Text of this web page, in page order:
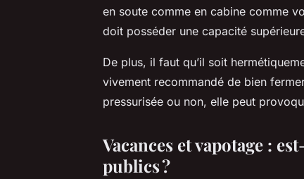
en soute comme en cabine comme
doit posséder une capacité
De plus, il faut qu’il soit
vivement recommandé de bien
pressurisée ou non, elle peut
Vacances et vapotage :
publics ?